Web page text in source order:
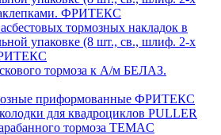
ФРИТЕКС
тормозных накладок в
упаковке (8 шт., св., шлиф. 2-х
тормоза к А/м БЕЛАЗ.
приформованные ФРИТЕКС
для квадроциклов PULLER
тормоза TEMAC